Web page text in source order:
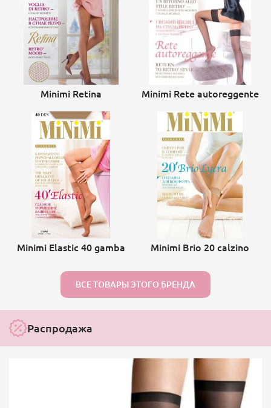
Minimi Retina Minimi Rete autoreggente
Minimi Elastic 40 gamba Minimi Brio 20 calzino
ВСЕ ТОВАРЫ ЭТОГО БРЕНДА
Распродажа